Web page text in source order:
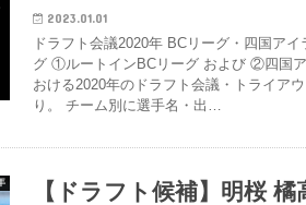
2023.01.01
ドラフト会議2020年 BCリーグ・四国ア
グ ①ルートインBCリーグ および ②四国
おける2020年のドラフト会議・トライア
り。 チーム別に選手名・出…
【ドラフト候補】明桜 橘